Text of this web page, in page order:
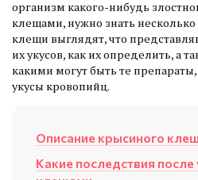
организм какого-нибудь
клещами, нужно знать
клещи выглядят, что
их укусов, как их определить, а
какими могут быть те
укусы кровопийц.
Описание крысиного
Какие последствия